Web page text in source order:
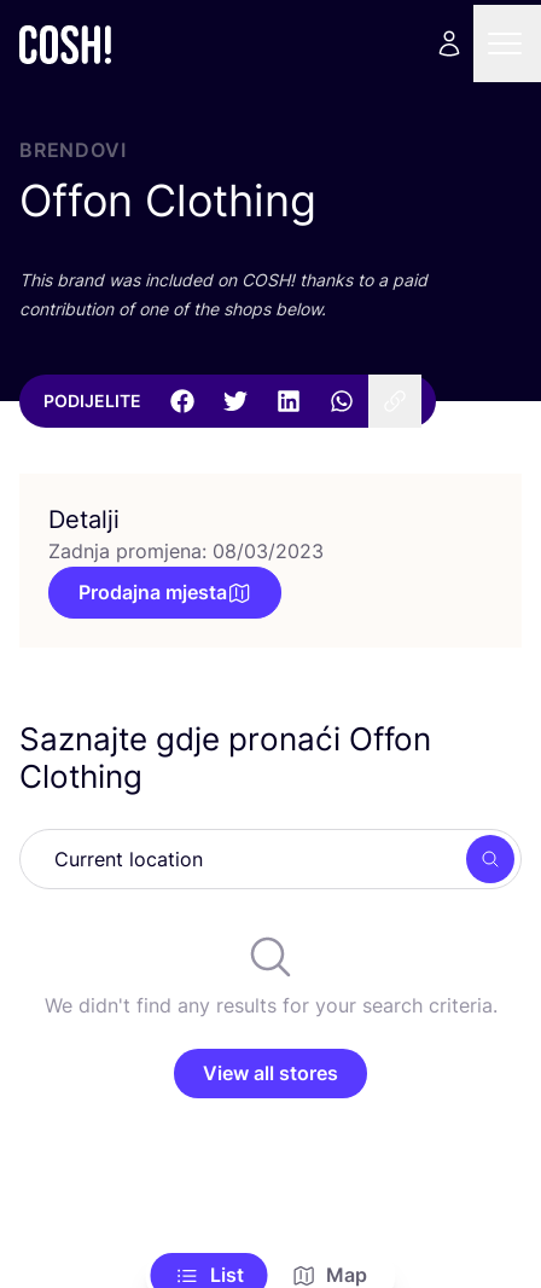
BRENDOVI
Offon Clothing
This brand was inclu­ded on COSH! than­ks to a paid
con­tri­bu­ti­on of one of the shops below.
PODIJELITE
Detalji
Zadnja promjena: 08/03/2023
Prodajna mjesta
Saznajte gdje pronaći Offon
Clothing
We didn't find any results for your search criteria.
View all stores
List Map